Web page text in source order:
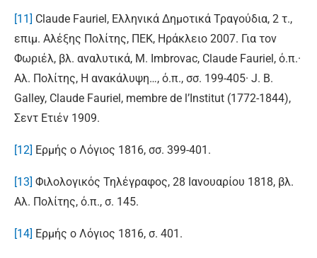
[11] Claude Fauriel, Ελληνικά Δημοτικά Τραγούδια, 2 τ.,
επιμ. Αλέξης Πολίτης, ΠΕΚ, Ηράκλειο 2007. Για τον
Φωριέλ, βλ. αναλυτικά, Μ. Imbrovac, Claude Fauriel, ό.π.·
Αλ. Πολίτης, Η ανακάλυψη…, ό.π., σσ. 199-405· J. B.
Galley, Claude Fauriel, membre de l’Institut (1772-1844),
Σεντ Ετιέν 1909.
[12] Ερμής ο Λόγιος 1816, σσ. 399-401.
[13] Φιλολογικός Τηλέγραφος, 28 Ιανουαρίου 1818, βλ.
Αλ. Πολίτης, ό.π., σ. 145.
[14] Ερμής ο Λόγιος 1816, σ. 401.